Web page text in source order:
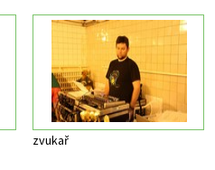
zvukař